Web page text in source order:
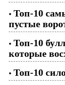
• Топ-10
пустые
• Топ-10
которые
• Топ-10